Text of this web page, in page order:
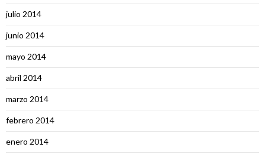
julio 2014
junio 2014
mayo 2014
abril 2014
marzo 2014
febrero 2014
enero 2014